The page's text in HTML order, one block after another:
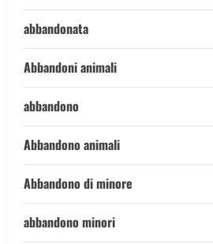
abbandonata
Abbandoni animali
abbandono
Abbandono animali
Abbandono di minore
abbandono minori